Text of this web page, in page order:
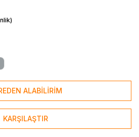
ALABİLİRİM
KARŞILAŞTIR